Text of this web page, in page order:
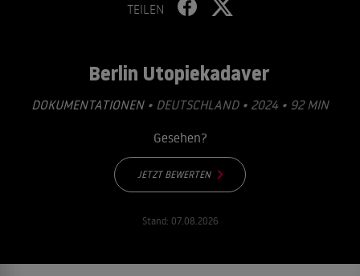
TEILEN
Berlin Utopiekadaver
DOKUMENTATIONEN• DEUTSCHLAND • 2024 • 92 MIN
Gesehen?
JETZT BEWERTEN
Stand: 07.08.2026